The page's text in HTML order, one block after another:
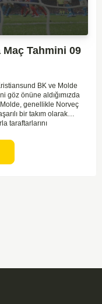
Tahmini 09
BK ve Molde
göz önüne aldığımızda
genellikle Norveç
bir takım olarak
taraftarlarını
Ancak Molde'nin tecrübe
da etkili bir
son dönem form durumları